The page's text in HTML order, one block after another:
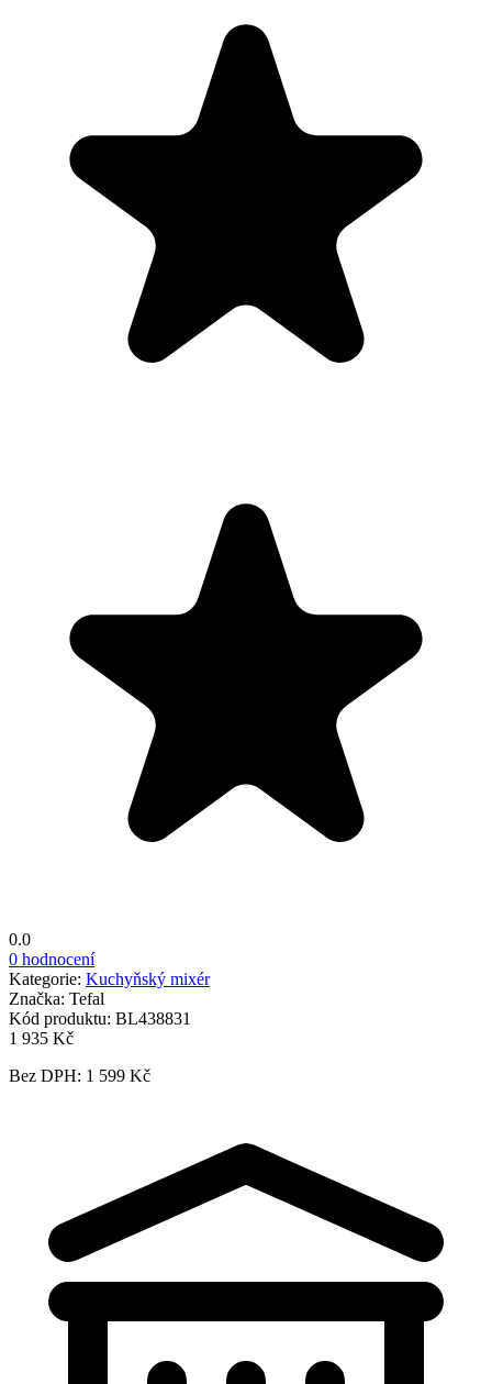
0.0
0 hodnocení
Kategorie: Kuchyňský mixér
Značka: Tefal
Kód produktu: BL438831
1 935 Kč
Bez DPH: 1 599 Kč